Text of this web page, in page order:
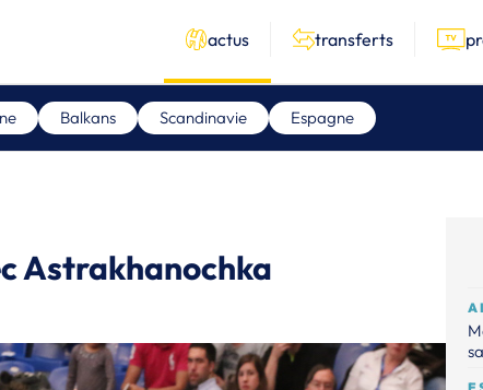
actus transferts
Balkans Scandinavie Espagne
Astrakhanochka